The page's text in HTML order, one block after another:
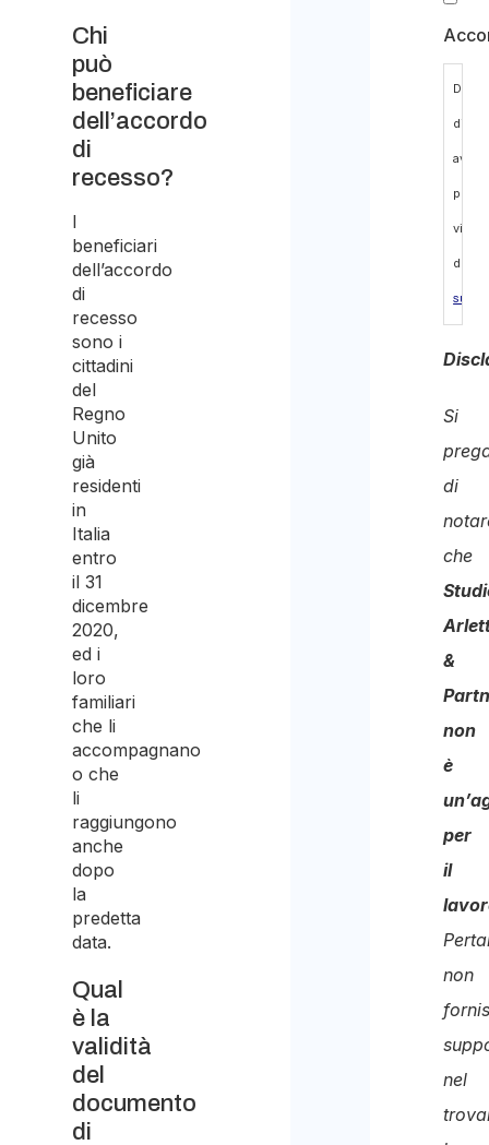
Chi
può
beneficiare
dell’accordo
di
recesso?
I
beneficiari
dell’accordo
di
recesso
sono i
cittadini
del
Regno
Unito
già
residenti
in
Italia
entro
il 31
dicembre
2020,
ed i
loro
familiari
che li
accompagnano
o che
li
raggiungono
anche
dopo
la
predetta
data.
Qual
è la
validità
del
documento
di
di
aver
preso
dell’
sul
dei
Si
di
che
&
non
è
per
il
non
nel